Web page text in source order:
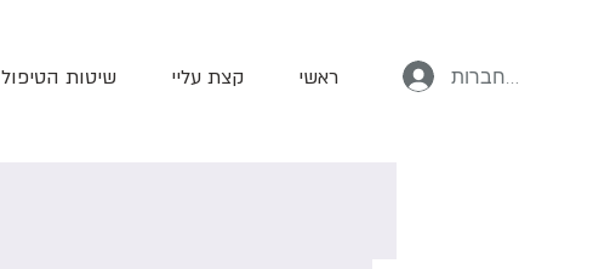
ראשי קצת עליי שיטות הטיפול להתחברות